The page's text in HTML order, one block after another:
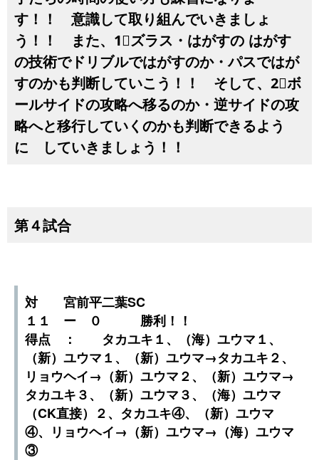
す！！ 意識して取り組んでいきましょ
う！！ また、1⃣ズラス・はがすの はがす
の技術でドリブルではがすのか・パスではが
すのかも判断していこう！！ そして、2⃣ボ
ールサイドの攻略へ移るのか・逆サイドの攻
略へと移行していくのかも判断できるよう
に していきましょう！！
第４試合
対 宮前平二葉SC
１１ ー ０ 勝利！！
得点 ： タカユキ１、（海）ユウマ１、
（新）ユウマ１、（新）ユウマ→タカユキ２、
リョウヘイ→（新）ユウマ２、（新）ユウマ→
タカユキ３、（新）ユウマ３、（海）ユウマ
（CK直接）２、タカユキ④、（新）ユウマ
④、リョウヘイ→（新）ユウマ→（海）ユウマ
③